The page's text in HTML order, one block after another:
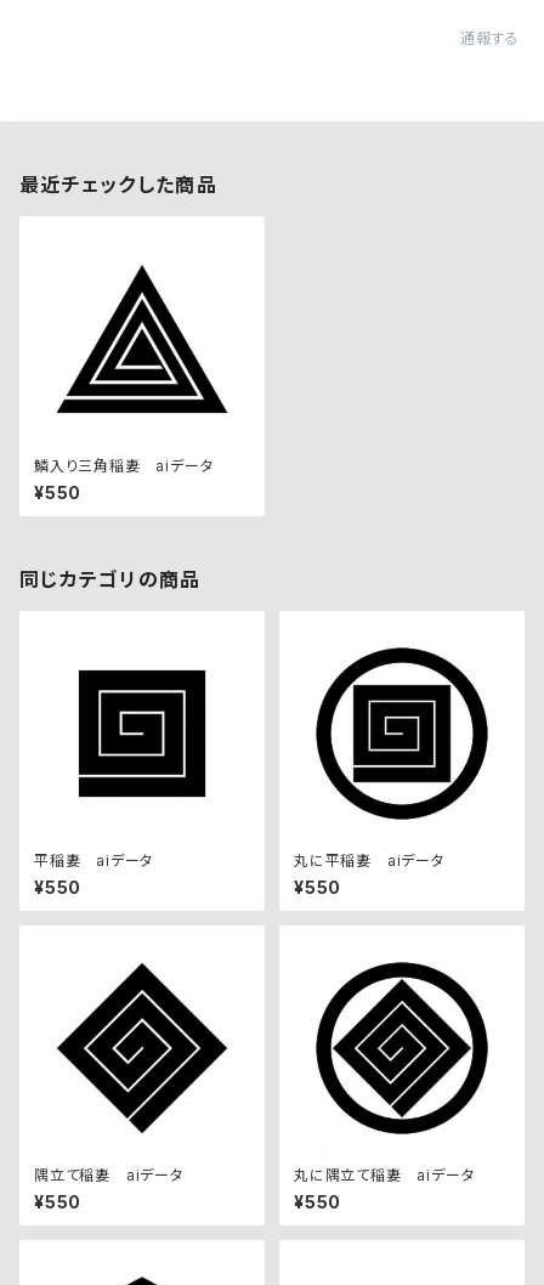
通報する
最近チェックした商品
鱗入り三角稲妻 aiデータ
¥550
同じカテゴリの商品
平稲妻 aiデータ
¥550
丸に平稲妻 aiデータ
¥550
隅立て稲妻 aiデータ
¥550
丸に隅立て稲妻 aiデータ
¥550